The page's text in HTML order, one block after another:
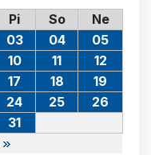
Pi So Ne
03 04
05
10 11
12
17 18
19
24 25
26
31